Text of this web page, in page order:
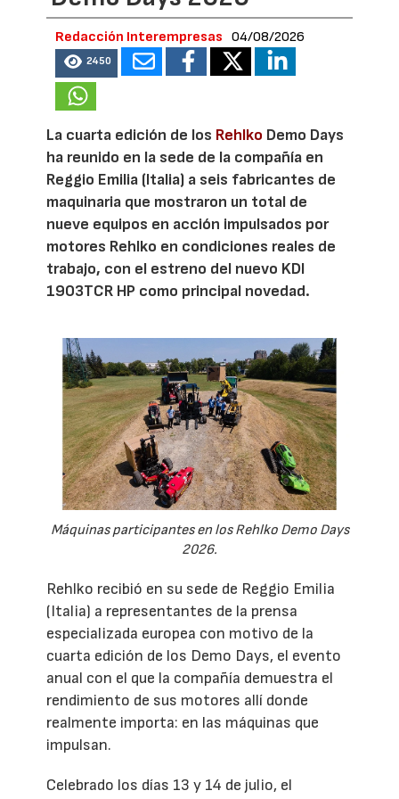
Redacción Interempresas 04/08/2026
2450
La cuarta edición de los Rehlko Demo Days
ha reunido en la sede de la compañía en
Reggio Emilia (Italia) a seis fabricantes de
maquinaria que mostraron un total de
nueve equipos en acción impulsados por
motores Rehlko en condiciones reales de
trabajo, con el estreno del nuevo KDI
1903TCR HP como principal novedad.
Máquinas participantes en los Rehlko Demo Days
2026.
Rehlko recibió en su sede de Reggio Emilia
(Italia) a representantes de la prensa
especializada europea con motivo de la
cuarta edición de los Demo Days, el evento
anual con el que la compañía demuestra el
rendimiento de sus motores allí donde
realmente importa: en las máquinas que
impulsan.
Celebrado los días 13 y 14 de julio, el